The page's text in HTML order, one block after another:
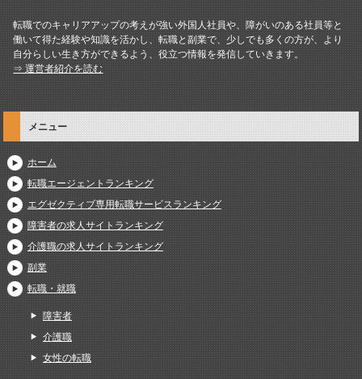
転職でのキャリアアップの考えが強い外国人社員や、障がいのある社員等と
働いて得た経験や知識を活かし、転職と副業で、少しでも多くの方が、より
自分らしい生き方ができるよう、役立つ情報を発信していきます。
⇒ 運営者紹介を読む
メニュー
ホーム
転職エージェントランキング
エグゼクティブ専用転職サービスランキング
障害者の求人サイトランキング
介護職の求人サイトランキング
副業
転職・就職
障害者
介護職
女性の転職